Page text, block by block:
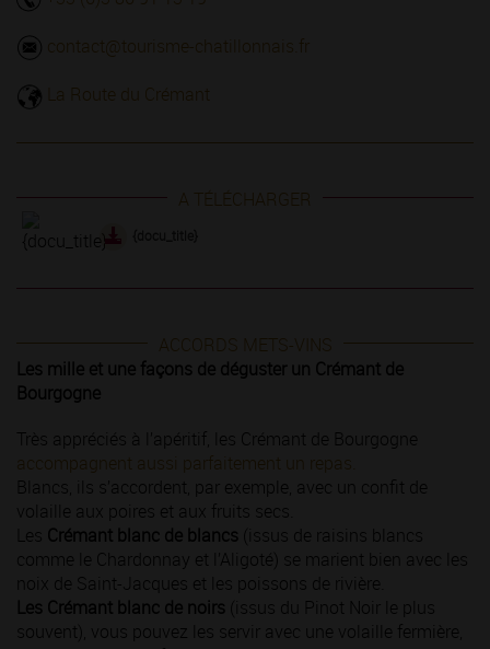
contact@tourisme-chatillonnais.fr
La Route du Crémant
A TÉLÉCHARGER
ACCORDS METS-VINS
Les mille et une façons de déguster un Crémant de
Bourgogne
Très appréciés à l’apéritif, les Crémant de Bourgogne
accompagnent aussi parfaitement un repas.
Blancs, ils s’accordent, par exemple, avec un confit de
volaille aux poires et aux fruits secs.
Les Crémant blanc de blancs (issus de raisins blancs
comme le Chardonnay et l’Aligoté) se marient bien avec les
noix de Saint-Jacques et les poissons de rivière.
Les Crémant blanc de noirs (issus du Pinot Noir le plus
souvent), vous pouvez les servir avec une volaille fermière,